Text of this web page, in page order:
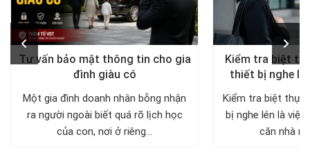
Tư vấn bảo mật thông tin cho gia
đình giàu có
Một gia đình doanh nhân bỗng nhận
ra người ngoài biết quá rõ lịch học
của con, nơi ở riêng...
Kiểm tra biệt
thiết bị nghe
Kiểm tra biệt thự
bị nghe lén là
căn nhà